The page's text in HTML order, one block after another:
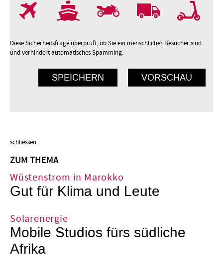
Diese Sicherheitsfrage überprüft, ob Sie ein menschlicher Besucher sind
und verhindert automatisches Spamming.
schliessen
ZUM THEMA
Wüstenstrom in Marokko
Gut für Klima und Leute
Solarenergie
Mobile Studios fürs südliche
Afrika